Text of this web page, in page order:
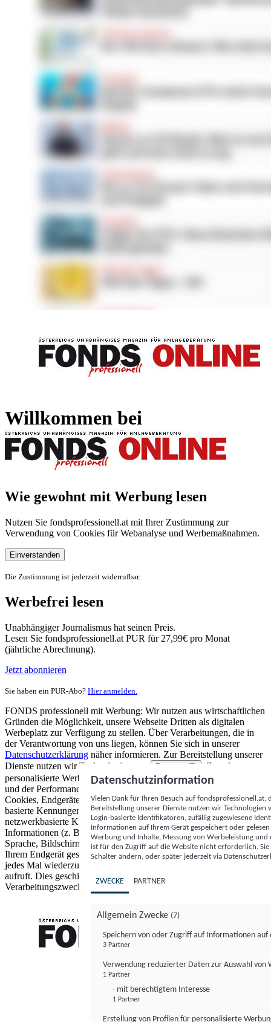
Willkommen bei
Wie gewohnt mit Werbung lesen
Nutzen Sie fondsprofessionell.at mit Ihrer Zustimmung zur
Verwendung von Cookies für Webanalyse und Werbemaßnahmen.
Einverstanden
Die Zustimmung ist jederzeit widerrufbar.
Werbefrei lesen
Unabhängiger Journalismus hat seinen Preis.
Lesen Sie fondsprofessionell.at PUR für 27,99€ pro Monat
(jährliche Abrechnung).
Jetzt abonnieren
Sie haben ein PUR-Abo? Hier anmelden.
FONDS professionell mit Werbung: Wir nutzen aus wirtschaftlichen
Gründen die Möglichkeit, unsere Webseite Dritten als digitalen
Werbeplatz zur Verfügung zu stellen. Über Verarbeitungen, die in
der Verantwortung von uns liegen, können Sie sich in unserer
Datenschutzerklärung näher informieren. Zur Bereitstellung unserer
Dienste nutzen wir Technologien von
Partnern (5)
. Zwecke:
personalisierte Werbung und Inhalte, Messung von Werbeleistung
und der Performance von Inhalten sowie Zielgruppenforschung.
Cookies, Endgeräte- oder ähnliche Online-Kennungen (z. B. login-
basierte Kennungen, zufällig generierte Kennungen,
netzwerkbasierte Kennungen) können zusammen mit anderen
Informationen (z. B. Browsertyp und Browserinformationen,
Sprache, Bildschirmgröße, unterstützte Technologien usw.) auf
Ihrem Endgerät gespeichert oder von dort ausgelesen werden, um es
jedes Mal wiederzuerkennen, wenn es eine App oder einer Webseite
aufruft. Dies geschieht für einen oder mehrere der hier aufgeführten
Verarbeitungszwecke.
Datenschutzinformation
Vielen Dank für Ihren Besuch auf
Bereitstellung unserer Dienste nutzen wir Technologien
Login-basierte Identifikatoren, zufällig zugewiesene
Informationen auf Ihrem Gerät gespeichert oder
Werbung und Inhalte, Messung von Werbeleistung
ist für den Zugriff auf die Website nicht erforderlich.
Schalter ändern, oder später jederzeit via
ZWECKE PARTNER
Allgemein Zwecke (7)
Speichern von oder Zugriff auf Informationen auf
3 Partner
Verwendung reduzierter Daten zur Auswahl von
1 Partner
- mit berechtigtem Interesse
1 Partner
Erstellung von Profilen für personalisierte
FONDS professionell